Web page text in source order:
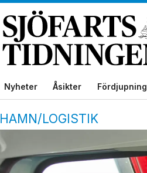
Nyheter Åsikter Fördjupning
HAMN/LOGISTIK